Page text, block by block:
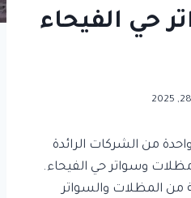
حي الفيحاء
من الشركات الرائدة
وسواتر حي الفيحاء.
المظلات والسواتر